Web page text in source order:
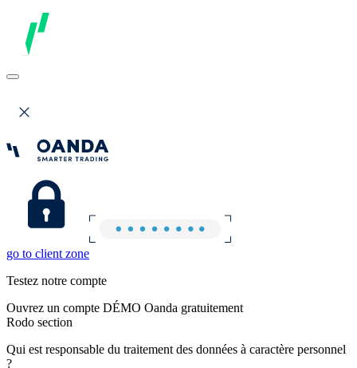
go to client zone
Testez notre compte
Ouvrez un compte DÉMO Oanda gratuitement
Rodo section
Qui est responsable du traitement des données à caractère personnel
?